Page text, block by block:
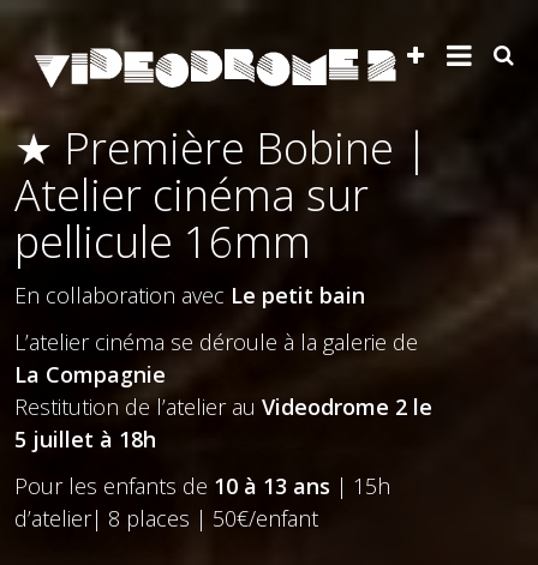
★ Première Bobine |
Atelier cinéma sur
pellicule 16mm
En collaboration avec Le petit bain
L’atelier cinéma se déroule à la galerie de
La Compagnie
Restitution de l’atelier au Videodrome 2 le
5 juillet à 18h
Pour les enfants de 10 à 13 ans | 15h
d’atelier| 8 places | 50€/enfant